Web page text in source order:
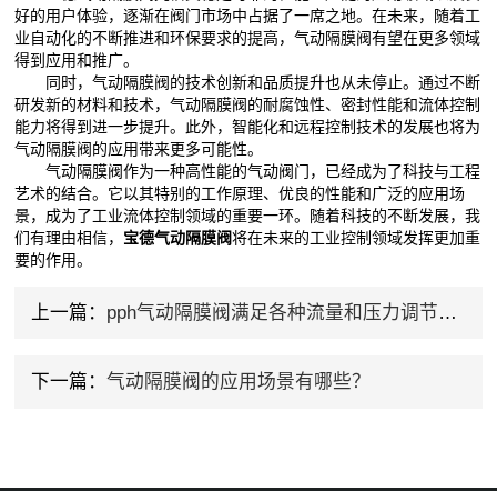
好的用户体验，逐渐在阀门市场中占据了一席之地。在未来，随着工
业自动化的不断推进和环保要求的提高，气动隔膜阀有望在更多领域
得到应用和推广。
同时，气动隔膜阀的技术创新和品质提升也从未停止。通过不断
研发新的材料和技术，气动隔膜阀的耐腐蚀性、密封性能和流体控制
能力将得到进一步提升。此外，智能化和远程控制技术的发展也将为
气动隔膜阀的应用带来更多可能性。
气动隔膜阀作为一种高性能的气动阀门，已经成为了科技与工程
艺术的结合。它以其特别的工作原理、优良的性能和广泛的应用场
景，成为了工业流体控制领域的重要一环。随着科技的不断发展，我
们有理由相信， 宝德气动隔膜阀将在未来的工业控制领域发挥更加重
要的作用。
上一篇： pph气动隔膜阀满足各种流量和压力调节的需求
下一篇： 气动隔膜阀的应用场景有哪些？